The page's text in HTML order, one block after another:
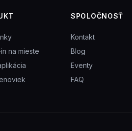
na mieste
SPOLOČNOSŤ
Kontakt
Blog
Eventy
FAQ